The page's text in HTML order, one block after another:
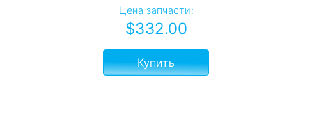
Цена запчасти:
$332.00
Купить